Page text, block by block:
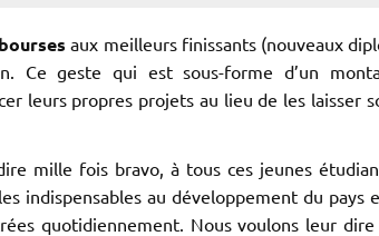
aux meilleurs finissants (nouveaux
Ce geste qui est sous-forme d’un
leurs propres projets au lieu de les laisser
mille fois bravo, à tous ces jeunes
indispensables au développement du pays
quotidiennement. Nous voulons leur